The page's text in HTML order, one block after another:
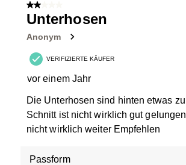
2 von 5 Sternen.
Unterhosen
Anonym
VERIFIZIERTE KÄUFER
vor einem Jahr
Die Unterhosen sind hinten etwas
Schnitt ist nicht wirklich gut
nicht wirklich weiter Empfehlen
Passform